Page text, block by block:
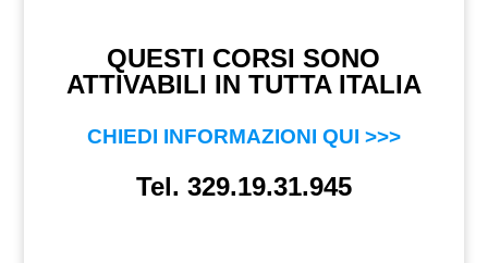
QUESTI CORSI SONO
ATTIVABILI IN TUTTA ITALIA
CHIEDI INFORMAZIONI QUI >>>
Tel. 329.19.31.945